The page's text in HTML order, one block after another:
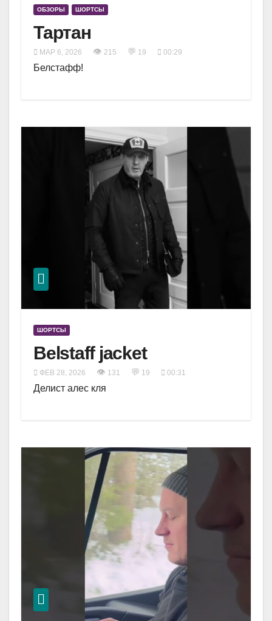
ОБЗОРЫ ШОРТСЫ
Тартан
МАР 6, 2026 👁 215 💬 19 00:29
Белстафф!
ШОРТСЫ
Belstaff jacket
ФЕВ 28, 2026 👁 131 💬 19 00:31
Делист алес кля